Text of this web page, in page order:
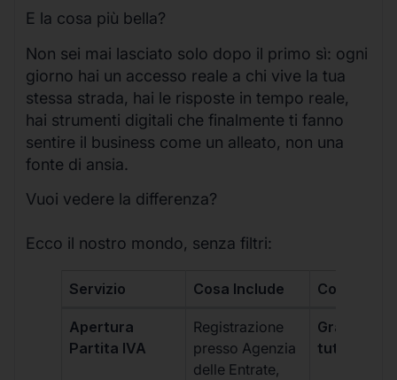
E la cosa più bella?
Non sei mai lasciato solo dopo il primo sì: ogni
giorno hai un accesso reale a chi vive la tua
stessa strada, hai le risposte in tempo reale,
hai strumenti digitali che finalmente ti fanno
sentire il business come un alleato, non una
fonte di ansia.
Vuoi vedere la differenza?
Ecco il nostro mondo, senza filtri:
Servizio Cosa Include Costo
Apertura
Partita IVA
Registrazione
presso Agenzia
delle Entrate,
Gratis,
tutti i piani